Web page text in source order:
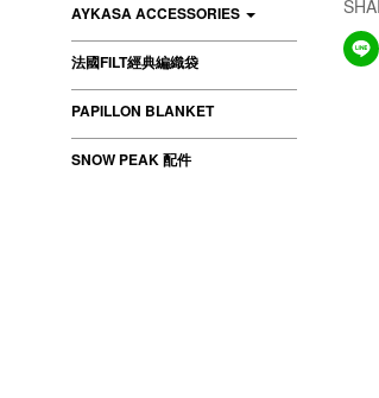
AYKASA ACCESSORIES
法國FILT經典編織袋
PAPILLON BLANKET
SNOW PEAK 配件